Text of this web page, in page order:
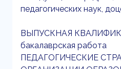
педагогических наук,
ВЫПУСКНАЯ
бакалаврская работа
ПЕДАГОГИЧЕСКИЕ